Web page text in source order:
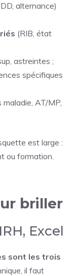
alternance)
(RIB, état
astreintes ;
spécifiques
AT/MP,
est large :
ou formation.
briller
Excel
sont les trois
il faut